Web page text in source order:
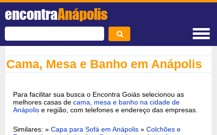
encontraAnápolis
Cama, Mesa e Banho em Anápolis
Para facilitar sua busca o Encontra Goiás selecionou as
melhores casas decama, mesa e banho na cidade de
Anápolis e região, com telefones e endereço das empresas.
Similares: »Capa para Sofá em Anápolis »Colchões e